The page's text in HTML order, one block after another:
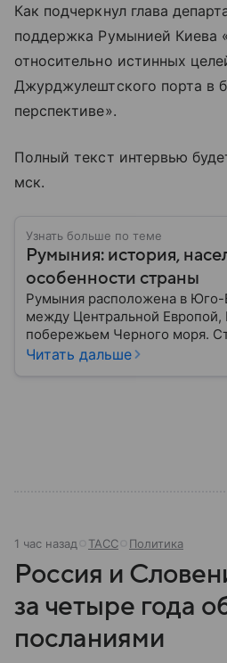
Как подчеркнул глава
поддержка Румынией Киева
относительно истинных
Джурджулештского порта в
перспективе».
Полный текст интервью
мск.
Узнать больше по теме
Румыния: история,
особенности страны
Румыния расположена в Юго-
между Центральной Европой,
побережьем Черного моря.
богатой историей,
Читать дальше
1 час назад ТАСС Политика
Россия и
за четыре года
посланиями